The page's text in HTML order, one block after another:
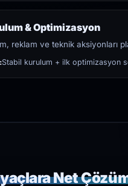
& Optimizasyon
reklam ve teknik aksiyonları
Stabil kurulum + ilk optimizasyon
Net